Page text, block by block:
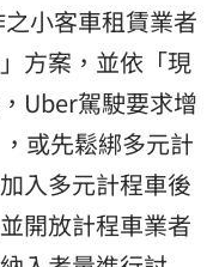
小客車租賃業者
方案，並依「現
Uber駕駛要求增
或先鬆綁多元計
入多元計程車後
開放計程車業者